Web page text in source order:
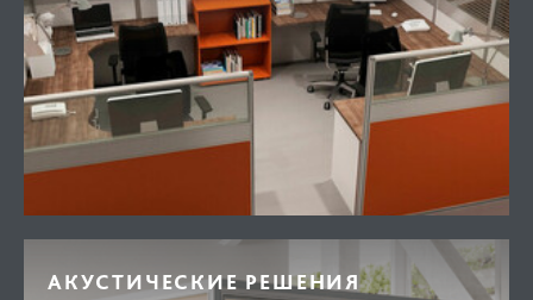
АКУСТИЧЕСКИЕ РЕШЕНИЯ